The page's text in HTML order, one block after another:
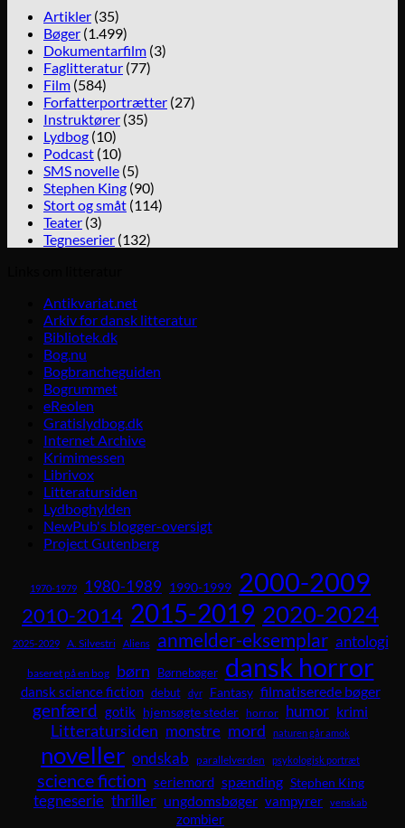
Artikler (35)
Bøger (1.499)
Dokumentarfilm (3)
Faglitteratur (77)
Film (584)
Forfatterportrætter (27)
Instruktører (35)
Lydbog (10)
Podcast (10)
SMS novelle (5)
Stephen King (90)
Stort og småt (114)
Teater (3)
Tegneserier (132)
Antikvariat.net
Arkiv for dansk litteratur
Bibliotek.dk
Bog.nu
Bogbrancheguiden
Bogrummet
eReolen
Gratislydbog.dk
Internet Archive
Krimimessen
Librivox
Litteratursiden
Lydboghylden
NewPub's blogger-oversigt
Project Gutenberg
1970-1979 1980-1989 1990-1999 2000-2009
2010-2014 2015-2019 2020-2024
2025-2029 A. Silvestri Aliens anmelder-eksemplar antologi
baseret på en bog børn Børnebøger dansk horror
dansk science fiction debut dyr Fantasy filmatiserede bøger
genfærd gotik hjemsøgte steder horror humor krimi
Litteratursiden monstre mord naturen går amok
noveller ondskab parallelverden psykologisk portræt
science fiction seriemord spænding Stephen King
tegneserie thriller ungdomsbøger vampyrer venskab
zombier